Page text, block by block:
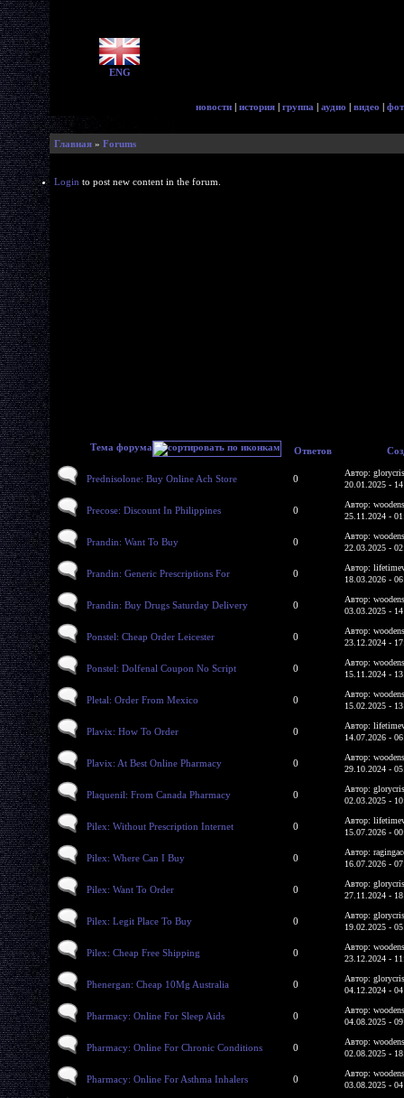
ENG
новости | история | группа | аудио | видео |
Главная » Forums
Login to post new content in the forum.
Тема форума Ответов
Prednisolone: Buy Online Ach Store 0
Автор:
20.01.2025 -
Precose: Discount In Philippines 0
Автор:
25.11.2024 -
Prandin: Want To Buy 0
Автор:
22.03.2025 -
Prandin: Generic Prescriptions For 0
Автор:
18.03.2026 -
Prandin: Buy Drugs Saturday Delivery 0
Автор:
03.03.2025 -
Ponstel: Cheap Order Leicester 0
Автор:
23.12.2024 -
Ponstel: Dolfenal Coupon No Script 0
Автор:
15.11.2024 -
Pletal: Order From Mexico 0
Автор:
15.02.2025 -
Plavix: How To Order 0
Автор:
14.07.2026 -
Plavix: At Best Online Pharmacy 0
Автор:
29.10.2024 -
Plaquenil: From Canada Pharmacy 0
Автор:
02.03.2025 -
Pilex: Without Prescription Internet 0
Автор:
15.07.2026 -
Pilex: Where Can I Buy 0
Автор:
16.07.2026 -
Pilex: Want To Order 0
Автор:
27.11.2024 -
Pilex: Legit Place To Buy 0
Автор:
19.02.2025 -
Pilex: Cheap Free Shipping 0
Автор:
23.12.2024 -
Phenergan: Cheap 10Mg Australia 0
Автор:
04.12.2024 -
Pharmacy: Online For Sleep Aids 0
Автор:
04.08.2025 -
Pharmacy: Online For Chronic Conditions 0
Автор:
02.08.2025 -
Pharmacy: Online For Asthma Inhalers 0
Автор:
03.08.2025 -